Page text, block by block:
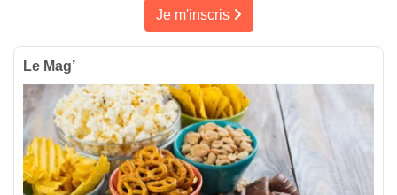
Je m'inscris
Le Mag’